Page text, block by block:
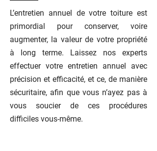
L’entretien annuel de votre toiture est
primordial pour conserver, voire
augmenter, la valeur de votre propriété
à long terme. Laissez nos experts
effectuer votre entretien annuel avec
précision et efficacité, et ce, de manière
sécuritaire, afin que vous n’ayez pas à
vous soucier de ces procédures
difficiles vous-même.